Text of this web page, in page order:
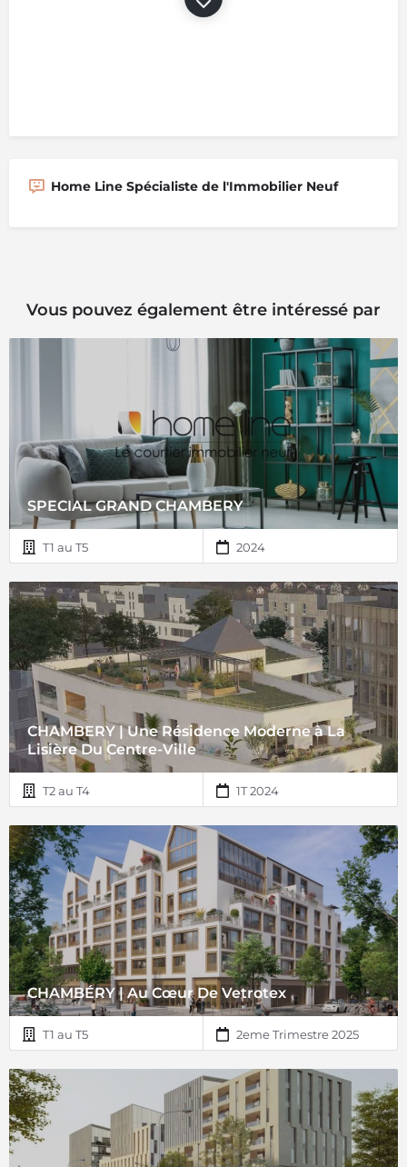
Home Line Spécialiste de l'Immobilier Neuf
Vous pouvez également être intéressé par
SPECIAL GRAND CHAMBERY
T1 au T5 2024
CHAMBERY | Une Résidence Moderne à La
Lisière Du Centre-Ville
T2 au T4 1T 2024
CHAMBÉRY | Au Cœur De Vetrotex
T1 au T5 2eme Trimestre 2025